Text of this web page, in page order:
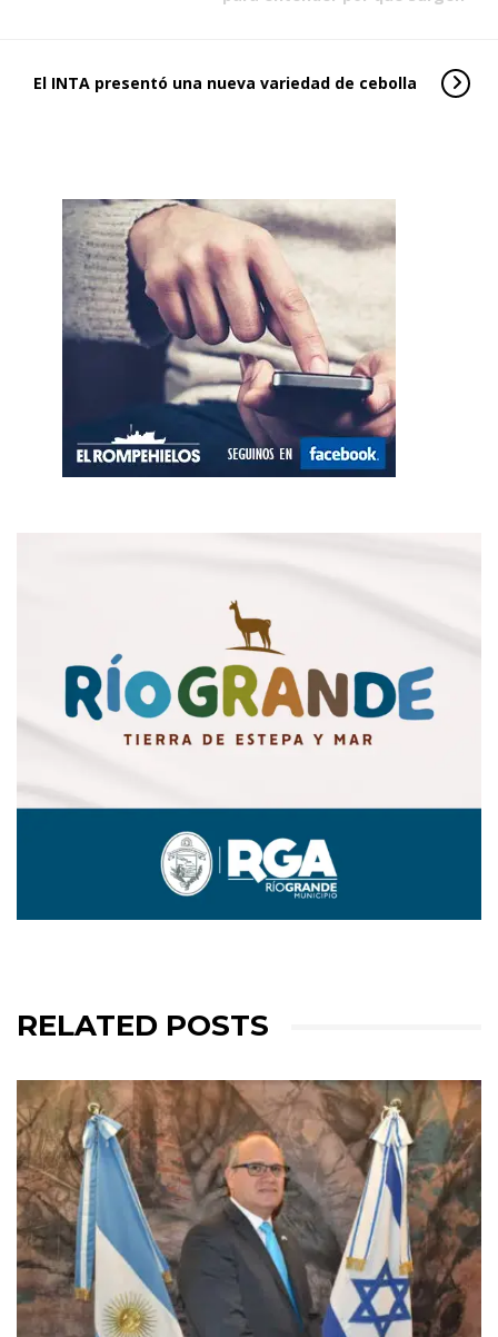
El INTA presentó una nueva variedad de cebolla
RELATED POSTS